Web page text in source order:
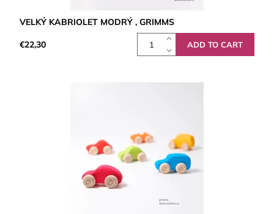
VELKÝ KABRIOLET MODRÝ , GRIMMS
€22,30